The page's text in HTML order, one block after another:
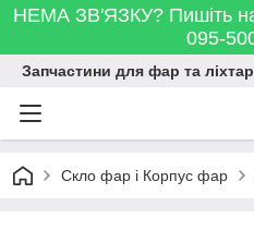
НЕМА ЗВ'ЯЗКУ? Пишіть
095-
Запчастини для фар та
Скло фар і Корпус фар